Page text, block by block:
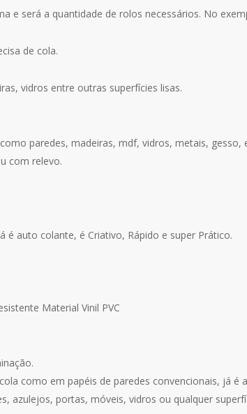
e será a quantidade de rolos necessários. No
de cola.
vidros entre outras superfícies lisas.
paredes, madeiras, mdf, vidros, metais, gesso,
com relevo.
é auto colante, é Criativo, Rápido e super Prático.
Material Vinil PVC
como em papéis de paredes convencionais, já é
azulejos, portas, móveis, vidros ou qualquer